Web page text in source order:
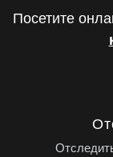
Посетите